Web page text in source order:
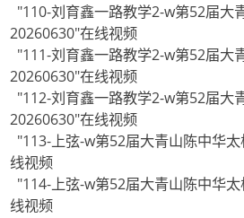
"110-刘育鑫一路教学2-w第52届大
20260630"在线视频
"111-刘育鑫一路教学2-w第52届大
20260630"在线视频
"112-刘育鑫一路教学2-w第52届大
20260630"在线视频
"113-上弦-w第52届大青山陈中华
线视频
"114-上弦-w第52届大青山陈中华
线视频